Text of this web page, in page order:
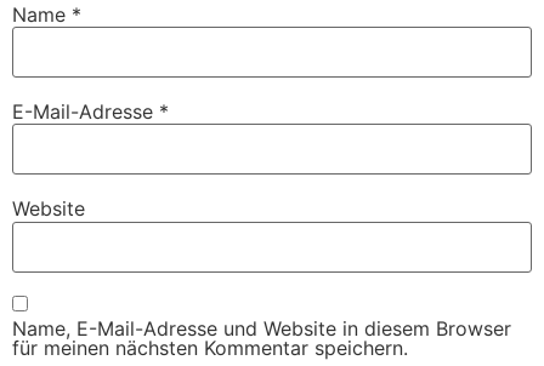
Name *
E-Mail-Adresse *
Website
Name, E-Mail-Adresse und Website in diesem Browser
für meinen nächsten Kommentar speichern.